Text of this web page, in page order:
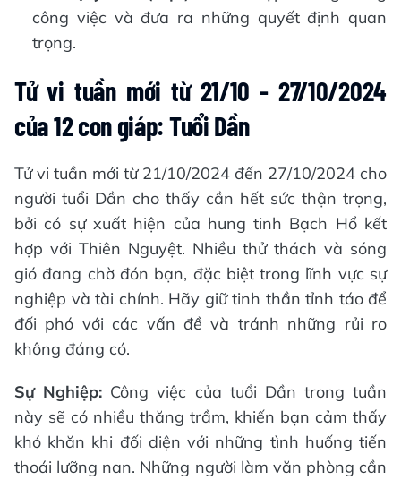
công việc và đưa ra những quyết định quan
trọng.
Tử vi tuần mới từ 21/10 - 27/10/2024
của 12 con giáp: Tuổi Dần
Tử vi tuần mới từ 21/10/2024 đến 27/10/2024 cho
người tuổi Dần cho thấy cần hết sức thận trọng,
bởi có sự xuất hiện của hung tinh Bạch Hổ kết
hợp với Thiên Nguyệt. Nhiều thử thách và sóng
gió đang chờ đón bạn, đặc biệt trong lĩnh vực sự
nghiệp và tài chính. Hãy giữ tinh thần tỉnh táo để
đối phó với các vấn đề và tránh những rủi ro
không đáng có.
Sự Nghiệp: Công việc của tuổi Dần trong tuần
này sẽ có nhiều thăng trầm, khiến bạn cảm thấy
khó khăn khi đối diện với những tình huống tiến
thoái lưỡng nan. Những người làm văn phòng cần